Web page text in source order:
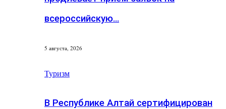
всероссийскую…
5 августа, 2026
Туризм
В Республике Алтай сертифицирован